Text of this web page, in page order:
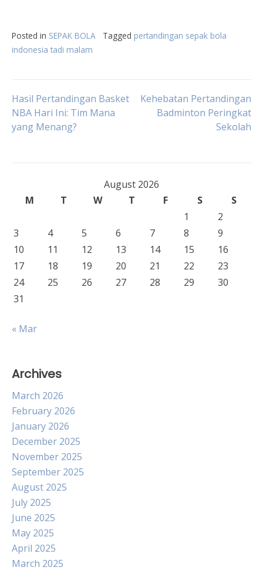
Posted in SEPAK BOLA Tagged pertandingan sepak bola
indonesia tadi malam
Post
navigation
Hasil Pertandingan Basket
NBA Hari Ini: Tim Mana
yang Menang?
Kehebatan Pertandingan
Badminton Peringkat
Sekolah
August 2026
M
T W T F S
S
1
2
3
4 5 6 7 8
9
10
11 12 13 14 15
16
17
18 19 20 21 22
23
24
25 26 27 28 29
30
31
« Mar
Archives
March 2026
February 2026
January 2026
December 2025
November 2025
September 2025
August 2025
July 2025
June 2025
May 2025
April 2025
March 2025